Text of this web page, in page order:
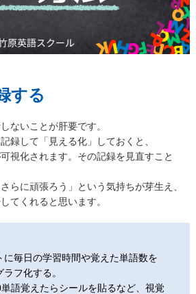
する
ないことが肝要です。
録して「見える化」しておくと、
視化されます。その記録を見直すこと
らに頑張ろう」という気持ちが芽生え、
てくれると思います。
に毎日の学習時間や覚えた単語数を
フ化する。
語覚えたらシールを貼るなど、視覚